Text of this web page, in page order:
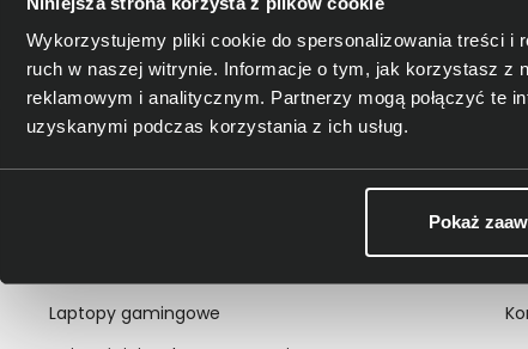
Wykorzystujemy pliki cookie do spersonalizowania treści i
ruch w naszej witrynie. Informacje o tym, jak korzystasz z
reklamowym i analitycznym. Partnerzy mogą połączyć te
uzyskanymi podczas korzystania z ich usług.
Pokaż
Metody płatności
Zakup z dofinansowaniem
Odroczony termin płatności
Korekta danych nabywcy na dokumencie
Laptopy gamingowe